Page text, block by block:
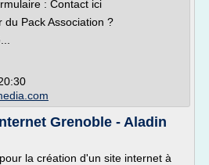
: Contact ici
du Pack Association ?
Grenoble - Aladin
la création d'un site internet à